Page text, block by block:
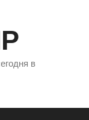
в